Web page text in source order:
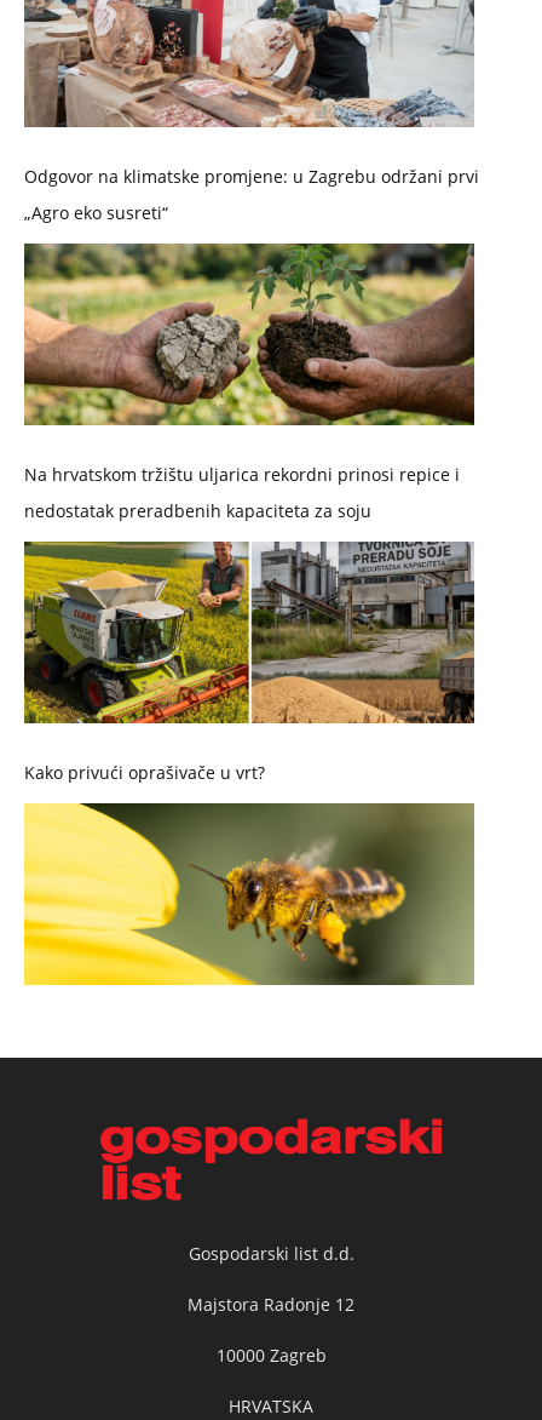
Odgovor na klimatske promjene: u Zagrebu održani prvi
„Agro eko susreti“
Na hrvatskom tržištu uljarica rekordni prinosi repice i
nedostatak preradbenih kapaciteta za soju
Kako privući oprašivače u vrt?
Gospodarski list d.d.
Majstora Radonje 12
10000 Zagreb
HRVATSKA